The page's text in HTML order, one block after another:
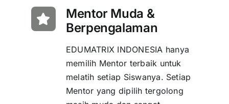
Mentor Muda &
Berpengalaman
EDUMATRIX INDONESIA hanya
memilih Mentor terbaik untuk
melatih setiap Siswanya. Setiap
Mentor yang dipilih tergolong